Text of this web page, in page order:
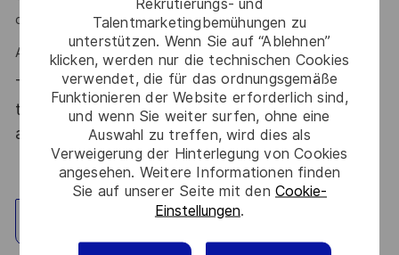
Rekrutierungs- und
Talentmarketingbemühungen zu
unterstützen. Wenn Sie auf “Ablehnen”
klicken, werden nur die technischen Cookies
verwendet, die für das ordnungsgemäße
Funktionieren der Website erforderlich sind,
und wenn Sie weiter surfen, ohne eine
Auswahl zu treffen, wird dies als
Verweigerung der Hinterlegung von Cookies
angesehen. Weitere Informationen finden
Sie auf unserer Seite mit den Cookie-
Einstellungen.
que l'on vous reconnait ?
Alors ce poste est fait pour vous !
Thales, entreprise Handi-Engagée, reconnait
tous les talents. La diversité est notre meilleur
atout. Postulez et rejoignez nous !
Standort erkunden